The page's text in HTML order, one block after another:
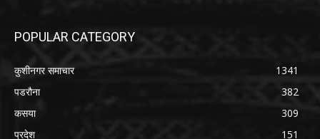
POPULAR CATEGORY
कुशीनगर समाचार
1341
पडरौना
382
कसया
309
प्रदेश
151